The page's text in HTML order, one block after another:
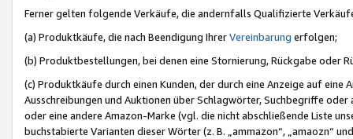
Ferner gelten folgende Verkäufe, die andernfalls Qualifizierte
(a) Produktkäufe, die nach Beendigung IhrerVereinbarung erfolgen;
(b) Produktbestellungen, bei denen eine Stornierung, Rückgabe oder
(c) Produktkäufe durch einen Kunden, der durch eine Anzeige auf
Ausschreibungen und Auktionen über Schlagwörter, Suchbegriffe
oder eine andere Amazon-Marke (vgl. die nicht abschließende Liste
buchstabierte Varianten dieser Wörter (z. B. „ammazon“, „amaozn“